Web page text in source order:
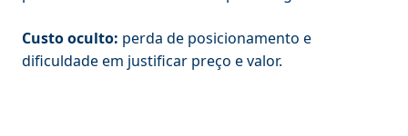
Custo oculto: perda de posicionamento e
dificuldade em justificar preço e valor.